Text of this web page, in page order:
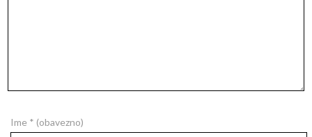
Ime * (obavezno)